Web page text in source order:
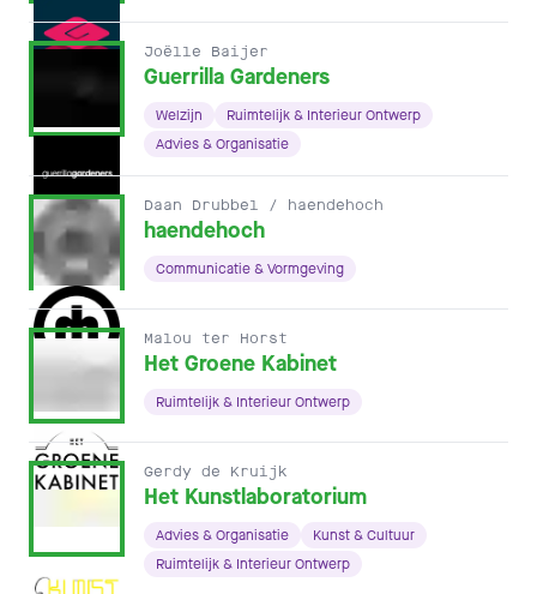
Joëlle Baijer
Guerrilla Gardeners
Welzijn
Ruimtelijk & Interieur Ontwerp
Advies & Organisatie
Daan Drubbel / haendehoch
haendehoch
Communicatie & Vormgeving
Malou ter Horst
Het Groene Kabinet
Ruimtelijk & Interieur Ontwerp
Gerdy de Kruijk
Het Kunstlaboratorium
Advies & Organisatie
Kunst & Cultuur
Ruimtelijk & Interieur Ontwerp